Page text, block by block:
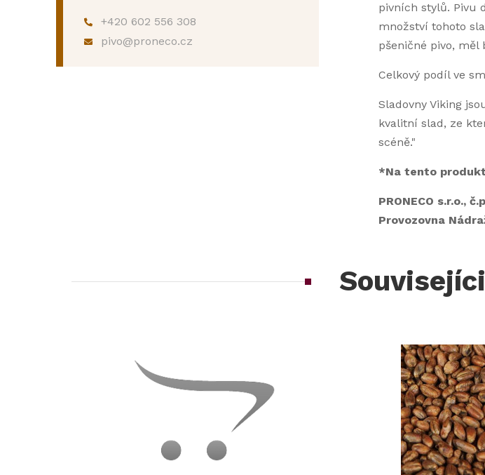
+420 602 556 308
pivo@proneco.cz
pivních stylů. Pivu
množství tohoto
pšeničné pivo, měl
Celkový podíl ve
Sladovny Viking
kvalitní slad, ze
scéně."
*Na tento
PRONECO s.r.o.,
Provozovna